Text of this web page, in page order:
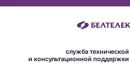
служба технической
и консультационной поддержки